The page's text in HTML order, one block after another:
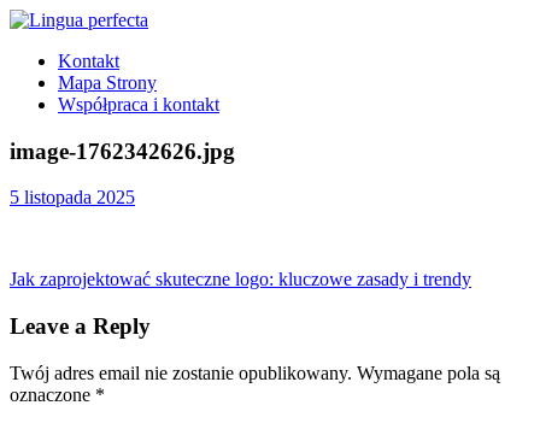
Skip
content
Lingua
perfecta
angielski
dzieci
Kontakt
Mapa Strony
Współpraca i kontakt
image-1762342626.jpg
5 listopada 2025
Nawigacja
wpisu
Previous
Jak zaprojektować skuteczne logo: kluczowe zasady i trendy
Leave a Reply
Twój adres email nie zostanie opublikowany. Wymagane pola są
oznaczone *